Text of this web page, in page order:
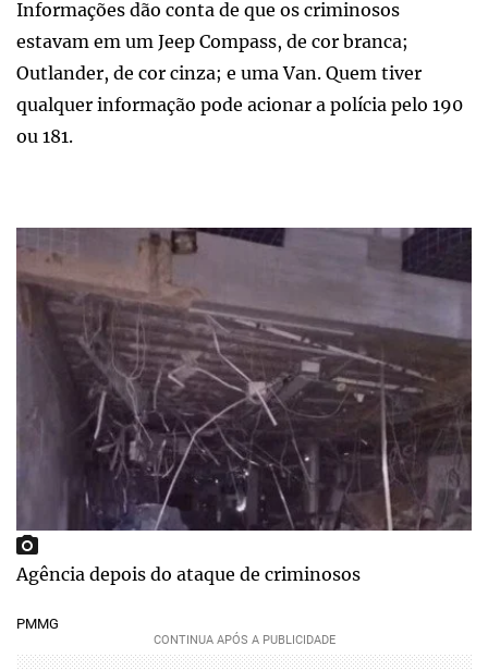
Informações dão conta de que os criminosos
estavam em um Jeep Compass, de cor branca;
Outlander, de cor cinza; e uma Van. Quem tiver
qualquer informação pode acionar a polícia pelo 190
ou 181.
Agência depois do ataque de criminosos
PMMG